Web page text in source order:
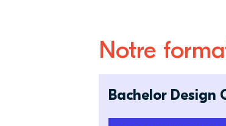
Notre
Bachelor Design